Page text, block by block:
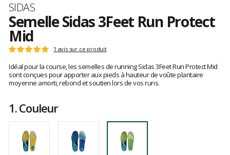
Marque
SIDAS
Semelle Sidas 3Feet Run Protect
Mid
Les
clients
Note
:
5
sur
1 avis sur ce produit
Idéal pour la course, les semelles de running Sidas 3Feet Run Protect Mid
sont conçues pour apporter aux pieds à hauteur de voûte plantaire
moyenne amorti, rebond et soutien lors de vos runs.
1.Couleur